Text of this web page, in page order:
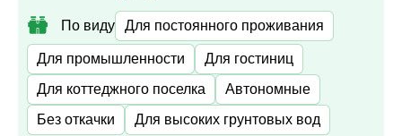
По виду Для постоянного проживания
Для промышленности
Для гостиниц
Для коттеджного поселка
Автономные
Без откачки
Для высоких грунтовых вод